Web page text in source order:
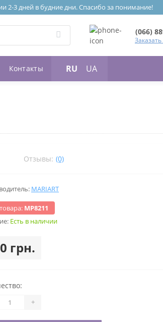
2-3 дней в будние дни. Спасибо за понимание!
(066)
Контакты RU UA
Отзывы: (0)
MARIART
МР8211
Есть в наличии
грн.
+